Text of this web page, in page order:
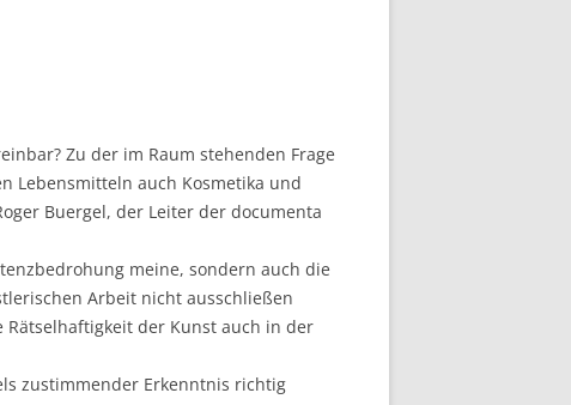
Zu der im Raum stehenden Frage
Lebensmitteln auch Kosmetika und
Buergel, der Leiter der documenta
meine, sondern auch die
Arbeit nicht ausschließen
der Kunst auch in der
zustimmender Erkenntnis richtig